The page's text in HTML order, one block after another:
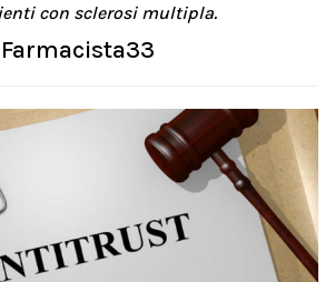
con sclerosi multipla.